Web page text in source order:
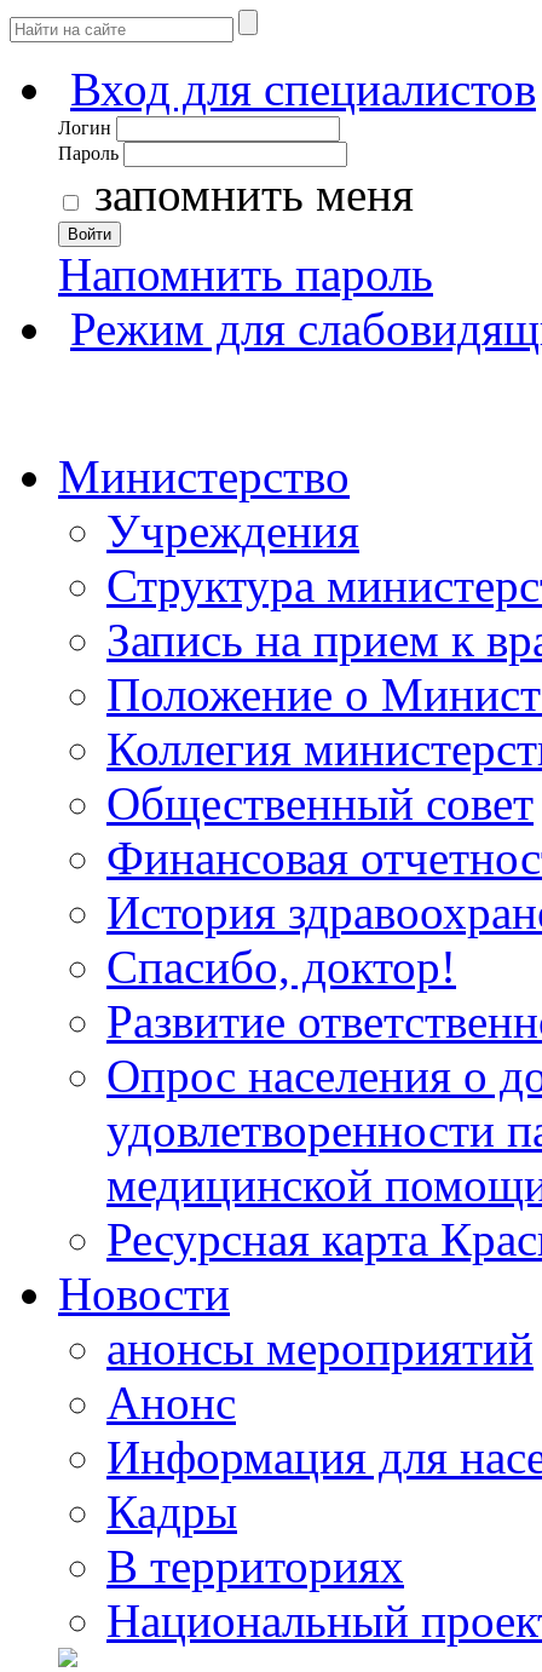
Вход для специалистов
Логин
Пароль
запомнить меня
Войти
Напомнить пароль
Режим для
Министерство
Учреждения
Структура
Запись на прием к
Положение о
Коллегия
Общественный совет
Финансовая
История
Спасибо, доктор!
Развитие
Опрос населения о
удовлетворенности
медицинской
Ресурсная карта
Новости
анонсы мероприятий
Анонс
Информация для
Кадры
В территориях
Национальный